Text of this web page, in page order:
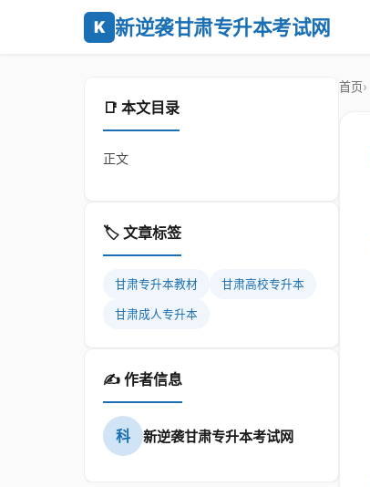
K 新逆袭甘肃专升本考试网
📑 本文目录
正文
🏷️ 文章标签
甘肃专升本教材 甘肃高校专升本
甘肃成人专升本
✍️ 作者信息
科 新逆袭甘肃专升本考试网
首页